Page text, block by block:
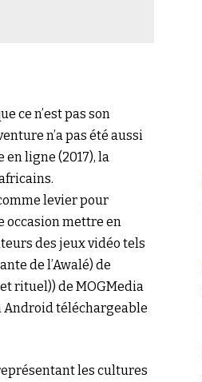
ce n’est pas son
n’a pas été aussi
ligne (2017), la
levier pour
occasion mettre en
des jeux vidéo tels
de l’Awalé) de
rituel)) de MOGMedia
Android téléchargeable
les cultures